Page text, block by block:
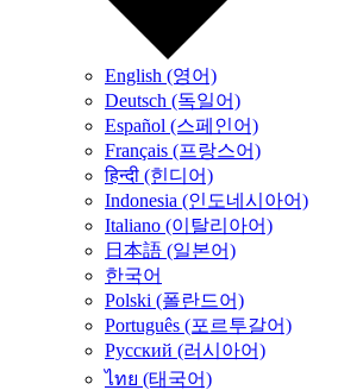
English (영어)
Deutsch (독일어)
Español (스페인어)
Français (프랑스어)
हिन्दी (힌디어)
Indonesia (인도네시아어)
Italiano (이탈리아어)
日本語 (일본어)
한국어
Polski (폴란드어)
Português (포르투갈어)
Русский (러시아어)
ไทย (태국어)